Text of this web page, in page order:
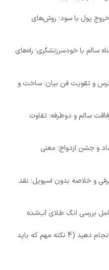
پول با سود؛ روش‌های
سالم با خودسرزنشگری؛ راه‌های
و تقویت فن بیان؛ ساخت و
سالم و دوطرفه؛ تفاوت
و جشن ازدواج؛ معنی
و خلاصه بدون اسپویل؛ نقد
بررسی انگ طلای آب‌شده
اشتباهاتی که هنگام خرید قهوه نباید انجام دهید (4 نکته مهم که باید